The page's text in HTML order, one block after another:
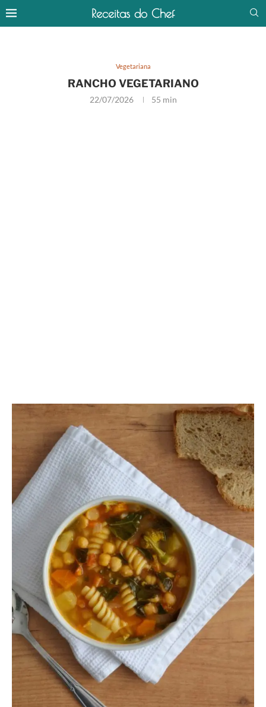
Receitas do Chef
Vegetariana
RANCHO VEGETARIANO
22/07/2026 55 min